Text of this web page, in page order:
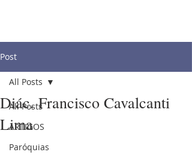
Post
All Posts
ARTIGOS
Paróquias
All Posts
Diác. Francisco Cavalcanti
Lima